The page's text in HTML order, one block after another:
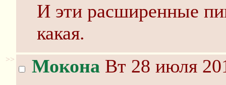
И эти расширенные
какая.
>> Мокона Вт 28 июля